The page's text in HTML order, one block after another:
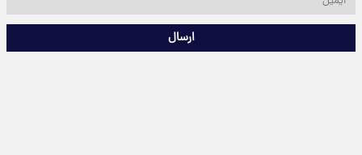
ارسال